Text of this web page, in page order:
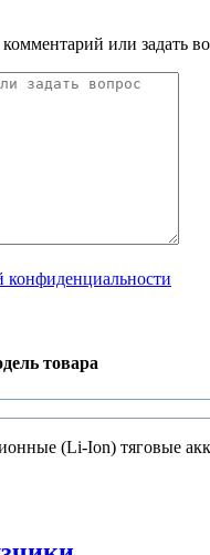
или задать
конфиденциальности
товара
(Li-Ion) тяговые